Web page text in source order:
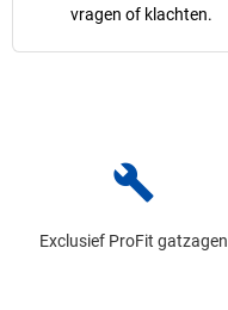
vragen of klachten.
build
Exclusief ProFit gatzagen